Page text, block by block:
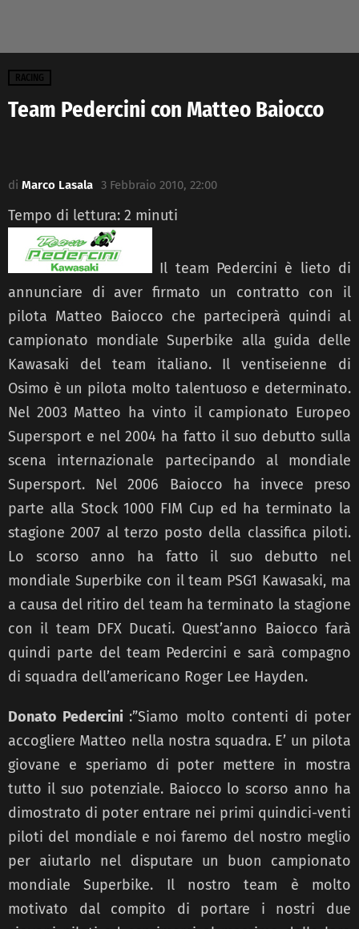
RACING
Team Pedercini con Matteo Baiocco
di Marco Lasala 3 Febbraio 2010, 22:00
Tempo di lettura: 2 minuti
Il team Pedercini è lieto di
annunciare di aver firmato un contratto con il
pilota Matteo Baiocco che parteciperà quindi al
campionato mondiale Superbike alla guida delle
Kawasaki del team italiano. Il ventiseienne di
Osimo è un pilota molto talentuoso e determinato.
Nel 2003 Matteo ha vinto il campionato Europeo
Supersport e nel 2004 ha fatto il suo debutto sulla
scena internazionale partecipando al mondiale
Supersport. Nel 2006 Baiocco ha invece preso
parte alla Stock 1000 FIM Cup ed ha terminato la
stagione 2007 al terzo posto della classifica piloti.
Lo scorso anno ha fatto il suo debutto nel
mondiale Superbike con il team PSG1 Kawasaki, ma
a causa del ritiro del team ha terminato la stagione
con il team DFX Ducati. Quest’anno Baiocco farà
quindi parte del team Pedercini e sarà compagno
di squadra dell’americano Roger Lee Hayden.
Donato Pedercini :”Siamo molto contenti di poter
accogliere Matteo nella nostra squadra. E’ un pilota
giovane e speriamo di poter mettere in mostra
tutto il suo potenziale. Baiocco lo scorso anno ha
dimostrato di poter entrare nei primi quindici-venti
piloti del mondiale e noi faremo del nostro meglio
per aiutarlo nel disputare un buon campionato
mondiale Superbike. Il nostro team è molto
motivato dal compito di portare i nostri due